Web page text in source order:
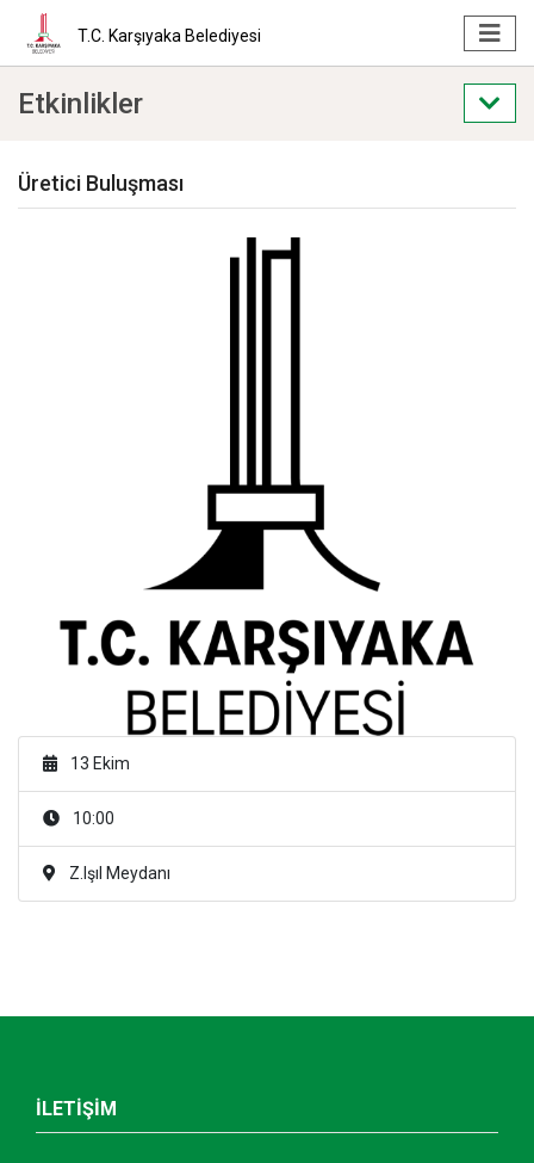
T.C. Karşıyaka Belediyesi
Etkinlikler
Üretici Buluşması
13 Ekim
10:00
Z.Işıl Meydanı
İLETİŞİM